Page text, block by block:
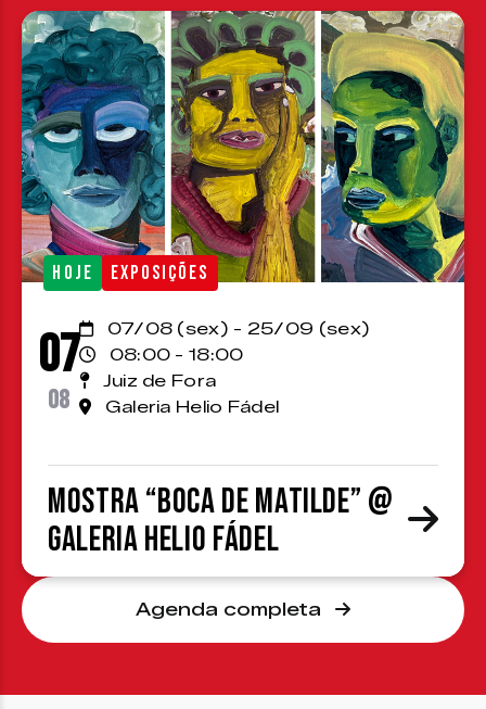
HOJE EXPOSIÇÕES
07
08
07/08 (sex) - 25/09 (sex)
08:00 - 18:00
Juiz de Fora
Galeria Helio Fádel
Mostra “Boca de Matilde” @
Galeria Helio Fádel
Agenda completa